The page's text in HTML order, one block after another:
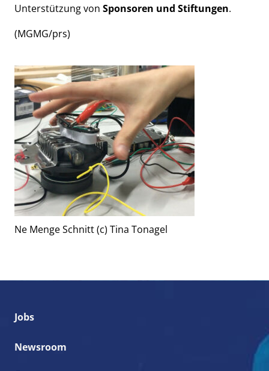
Unterstützung von Sponsoren und Stiftungen.
(MGMG/prs)
Ne Menge Schnitt (c) Tina Tonagel
Jobs
Newsroom